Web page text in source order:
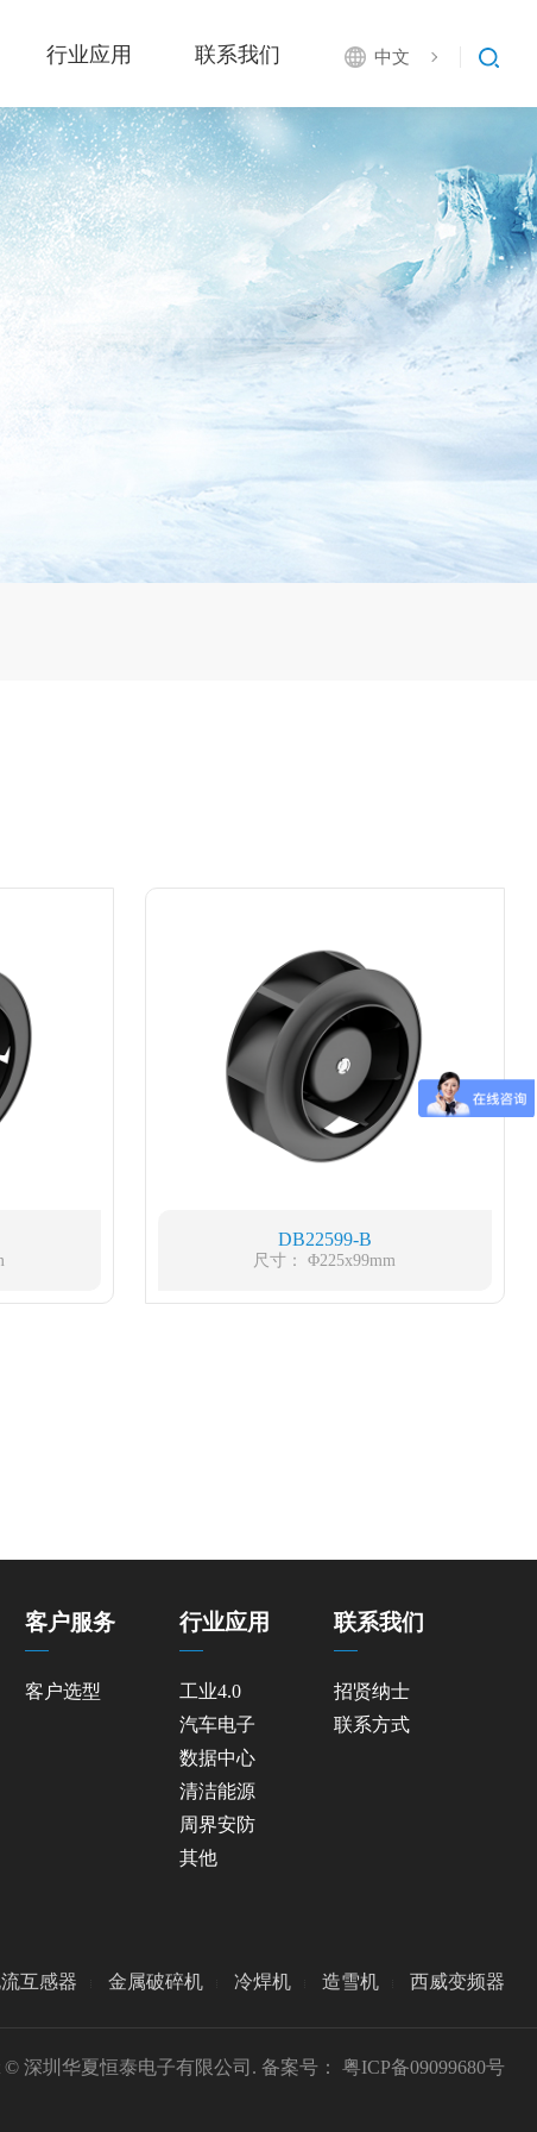
中文
行业应用 联系我们
DB22599-B
尺寸： Φ225x99mm
客户服务
客户选型
行业应用
工业4.0
汽车电子
数据中心
清洁能源
周界安防
其他
联系我们
招贤纳士
联系方式
互感器 金属破碎机 冷焊机 造雪机 西威变频器
© 深圳华夏恒泰电子有限公司. 备案号：粤ICP备09099680号